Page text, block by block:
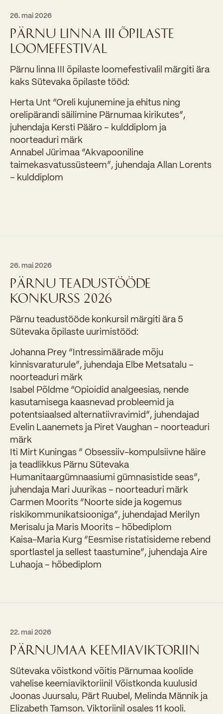
26. mai 2026
PÄRNU LINNA III ÕPILASTE
LOOMEFESTIVAL
Pärnu linna III õpilaste loomefestivalil märgiti ära
kaks Sütevaka õpilaste tööd:
Herta Unt “Oreli kujunemine ja ehitus ning
orelipärandi säilimine Pärnumaa kirikutes”,
juhendaja Kersti Pääro – kulddiplom ja
noorteaduri märk
Annabel Jürimaa “Akvapooniline
taimekasvatussüsteem”, juhendaja Allan Lorents
– kulddiplom
26. mai 2026
PÄRNU TEADUSTÖÖDE
KONKURSS 2026
Pärnu teadustööde konkursil märgiti ära 5
Sütevaka õpilaste uurimistööd:
Johanna Prey “Intressimäärade mõju
kinnisvaraturule”, juhendaja Elbe Metsatalu –
noorteaduri märk
Isabel Põldme “Opioidid analgeesias, nende
kasutamisega kaasnevad probleemid ja
potentsiaalsed alternatiivravimid”, juhendajad
Evelin Laanemets ja Piret Vaughan – noorteaduri
märk
Iti Mirt Kuningas ” Obsessiiv-kompulsiivne häire
ja teadlikkus Pärnu Sütevaka
Humanitaargümnaasiumi gümnasistide seas”,
juhendaja Mari Juurikas – noorteaduri märk
Carmen Moorits “Noorte side ja kogemus
riskikommunikatsiooniga”, juhendajad Merilyn
Merisalu ja Maris Moorits – hõbediplom
Kaisa-Maria Kurg “Eesmise ristatisideme rebend
sportlastel ja sellest taastumine”, juhendaja Aire
Luhaoja – hõbediplom
22. mai 2026
PÄRNUMAA KEEMIAVIKTORIIN
Sütevaka võistkond võitis Pärnumaa koolide
vahelise keemiaviktoriini! Võistkonda kuulusid
Joonas Juursalu, Pärt Ruubel, Melinda Männik ja
Elizabeth Tamson. Viktoriinil osales 11 kooli.